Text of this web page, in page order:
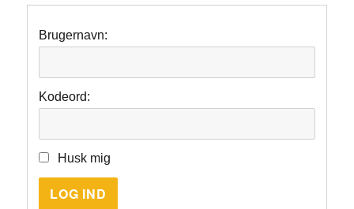
Brugernavn:
Kodeord:
Husk mig
LOG IND